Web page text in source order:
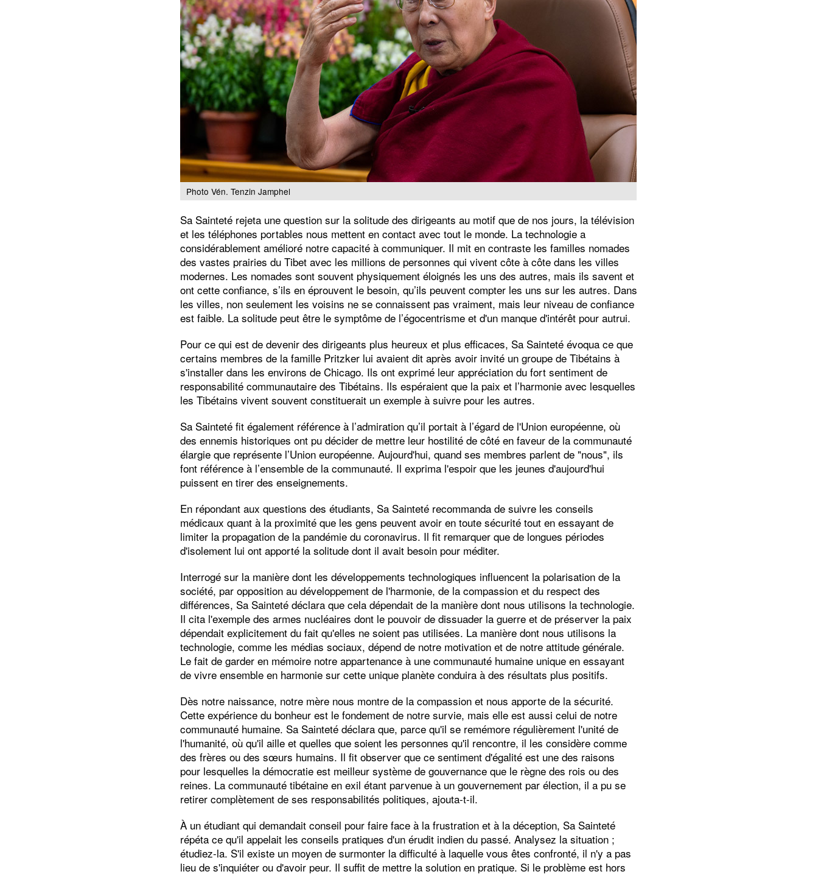
Photo Vén. Tenzin Jamphel
Sa Sainteté rejeta une question sur la solitude des dirigeants au motif que de nos jours, la télévision
et les téléphones portables nous mettent en contact avec tout le monde. La technologie a
considérablement amélioré notre capacité à communiquer. Il mit en contraste les familles nomades
des vastes prairies du Tibet avec les millions de personnes qui vivent côte à côte dans les villes
modernes. Les nomades sont souvent physiquement éloignés les uns des autres, mais ils savent et
ont cette confiance, s’ils en éprouvent le besoin, qu’ils peuvent compter les uns sur les autres. Dans
les villes, non seulement les voisins ne se connaissent pas vraiment, mais leur niveau de confiance
est faible. La solitude peut être le symptôme de l’égocentrisme et d'un manque d'intérêt pour autrui.
Pour ce qui est de devenir des dirigeants plus heureux et plus efficaces, Sa Sainteté évoqua ce que
certains membres de la famille Pritzker lui avaient dit après avoir invité un groupe de Tibétains à
s'installer dans les environs de Chicago. Ils ont exprimé leur appréciation du fort sentiment de
responsabilité communautaire des Tibétains. Ils espéraient que la paix et l’harmonie avec lesquelles
les Tibétains vivent souvent constituerait un exemple à suivre pour les autres.
Sa Sainteté fit également référence à l’admiration qu’il portait à l’égard de l'Union européenne, où
des ennemis historiques ont pu décider de mettre leur hostilité de côté en faveur de la communauté
élargie que représente l’Union européenne. Aujourd'hui, quand ses membres parlent de "nous", ils
font référence à l’ensemble de la communauté. Il exprima l'espoir que les jeunes d'aujourd'hui
puissent en tirer des enseignements.
En répondant aux questions des étudiants, Sa Sainteté recommanda de suivre les conseils
médicaux quant à la proximité que les gens peuvent avoir en toute sécurité tout en essayant de
limiter la propagation de la pandémie du coronavirus. Il fit remarquer que de longues périodes
d'isolement lui ont apporté la solitude dont il avait besoin pour méditer.
Interrogé sur la manière dont les développements technologiques influencent la polarisation de la
société, par opposition au développement de l'harmonie, de la compassion et du respect des
différences, Sa Sainteté déclara que cela dépendait de la manière dont nous utilisons la technologie.
Il cita l'exemple des armes nucléaires dont le pouvoir de dissuader la guerre et de préserver la paix
dépendait explicitement du fait qu'elles ne soient pas utilisées. La manière dont nous utilisons la
technologie, comme les médias sociaux, dépend de notre motivation et de notre attitude générale.
Le fait de garder en mémoire notre appartenance à une communauté humaine unique en essayant
de vivre ensemble en harmonie sur cette unique planète conduira à des résultats plus positifs.
Dès notre naissance, notre mère nous montre de la compassion et nous apporte de la sécurité.
Cette expérience du bonheur est le fondement de notre survie, mais elle est aussi celui de notre
communauté humaine. Sa Sainteté déclara que, parce qu'il se remémore régulièrement l'unité de
l'humanité, où qu'il aille et quelles que soient les personnes qu'il rencontre, il les considère comme
des frères ou des sœurs humains. Il fit observer que ce sentiment d'égalité est une des raisons
pour lesquelles la démocratie est meilleur système de gouvernance que le règne des rois ou des
reines. La communauté tibétaine en exil étant parvenue à un gouvernement par élection, il a pu se
retirer complètement de ses responsabilités politiques, ajouta-t-il.
À un étudiant qui demandait conseil pour faire face à la frustration et à la déception, Sa Sainteté
répéta ce qu'il appelait les conseils pratiques d'un érudit indien du passé. Analysez la situation ;
étudiez-la. S'il existe un moyen de surmonter la difficulté à laquelle vous êtes confronté, il n'y a pas
lieu de s'inquiéter ou d'avoir peur. Il suffit de mettre la solution en pratique. Si le problème est hors